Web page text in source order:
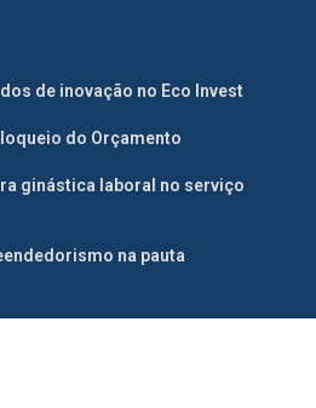
de inovação no Eco Invest
do Orçamento
ginástica laboral no serviço
na pauta